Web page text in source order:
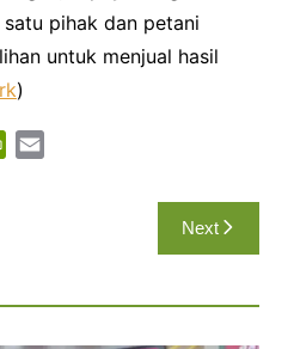
pihak dan petani
untuk menjual hasil
)
Next